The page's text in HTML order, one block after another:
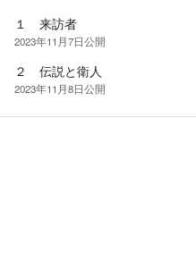
１ 来訪者
2023年11月7日公開
２ 伝説と衛人
2023年11月8日公開